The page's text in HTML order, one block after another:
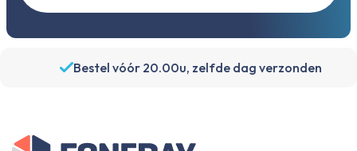
Bestel vóór 20.00u, zelfde dag verzonden